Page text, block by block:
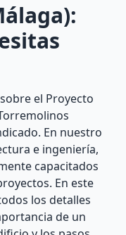
el Proyecto
En nuestro
e ingeniería,
capacitados
En este
los detalles
de un